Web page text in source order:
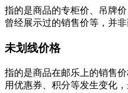
指的是商品的专柜价、吊牌
曾经展示过的销售价等，并
未划线价格
指的是商品在邮乐上的销售
用优惠券、积分等发生变化